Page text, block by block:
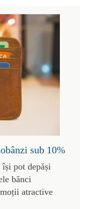
sub 10%
pot depăși
bănci
atractive